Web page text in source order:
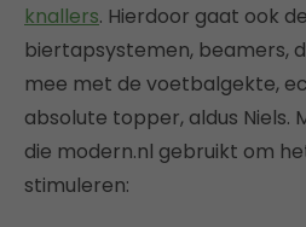
knallers. Hierdoor gaat ook
biertapsystemen, beamers,
mee met de voetbalgekte,
absolute topper, aldus Niels.
die modern.nl gebruikt om
stimuleren: